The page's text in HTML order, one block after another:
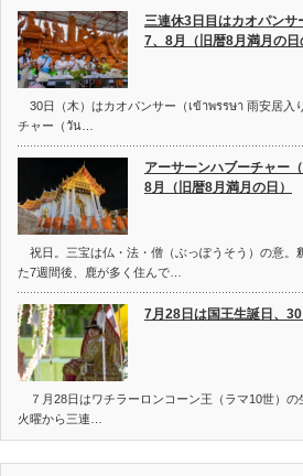
三連休3日目はカオパンサ
7、8月（旧暦8月満月の日
30日（木）はカオパンサー（เข้าพรรษา 雨安居入
チャー（วัน…
アーサーンハブーチャー
8月（旧暦8月満月の日）
祝日。三宝は仏・法・僧（ぶっぽうそう）の意。
た7週間後、鹿が多く住んで…
7月28日は国王生誕日、
７月28日はワチラーロンコーン王（ラマ10世）の
火曜から三連…